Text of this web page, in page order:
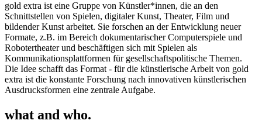
gold extra ist eine Gruppe von Künstler*innen, die an den
Schnittstellen von Spielen, digitaler Kunst, Theater, Film und
bildender Kunst arbeitet. Sie forschen an der Entwicklung neuer
Formate, z.B. im Bereich dokumentarischer Computerspiele und
Robotertheater und beschäftigen sich mit Spielen als
Kommunikationsplattformen für gesellschaftspolitische Themen.
Die Idee schafft das Format - für die künstlerische Arbeit von gold
extra ist die konstante Forschung nach innovativen künstlerischen
Ausdrucksformen eine zentrale Aufgabe.
what and who.